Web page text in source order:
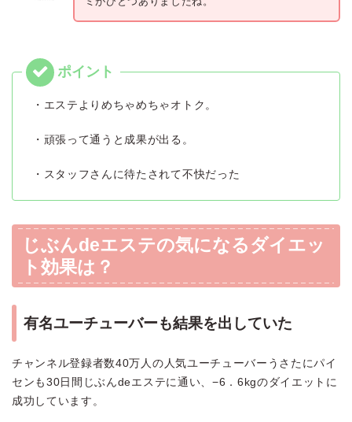
・エステよりめちゃめちゃオトク。
・頑張って通うと成果が出る。
・スタッフさんに待たされて不快だった
じぶんdeエステの気になるダイエッ
ト効果は？
有名ユーチューバーも結果を出していた
チャンネル登録者数40万人の人気ユーチューバーうさたにパイ
センも30日間じぶんdeエステに通い、−6．6kgのダイエットに
成功しています。